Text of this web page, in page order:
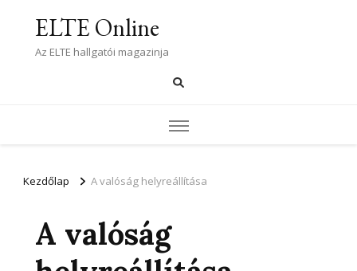
ELTE Online
Az ELTE hallgatói magazinja
Kezdőlap A valóság helyreállítása
A valóság